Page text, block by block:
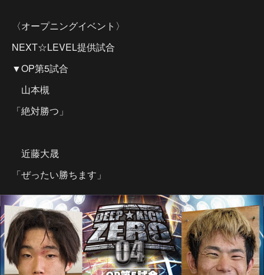
〈オープニングイベント〉
NEXT☆LEVEL提供試合
▼OP第5試合
山本槻
「絶対勝つ」
近藤大晟
「ぜったい勝ちます」